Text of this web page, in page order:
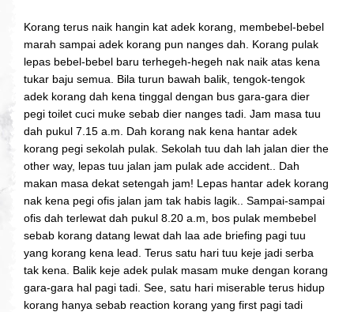
Korang terus naik hangin kat adek korang, membebel-bebel
marah sampai adek korang pun nanges dah. Korang pulak
lepas bebel-bebel baru terhegeh-hegeh nak naik atas kena
tukar baju semua. Bila turun bawah balik, tengok-tengok
adek korang dah kena tinggal dengan bus gara-gara dier
pegi toilet cuci muke sebab dier nanges tadi. Jam masa tuu
dah pukul 7.15 a.m. Dah korang nak kena hantar adek
korang pegi sekolah pulak. Sekolah tuu dah lah jalan dier the
other way, lepas tuu jalan jam pulak ade accident.. Dah
makan masa dekat setengah jam! Lepas hantar adek korang
nak kena pegi ofis jalan jam tak habis lagik.. Sampai-sampai
ofis dah terlewat dah pukul 8.20 a.m, bos pulak membebel
sebab korang datang lewat dah laa ade briefing pagi tuu
yang korang kena lead. Terus satu hari tuu keje jadi serba
tak kena. Balik keje adek pulak masam muke dengan korang
gara-gara hal pagi tadi. See, satu hari miserable terus hidup
korang hanya sebab reaction korang yang first pagi tadi